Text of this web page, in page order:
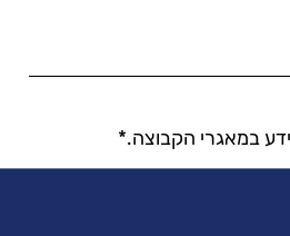
במאגרי הקבוצה.*